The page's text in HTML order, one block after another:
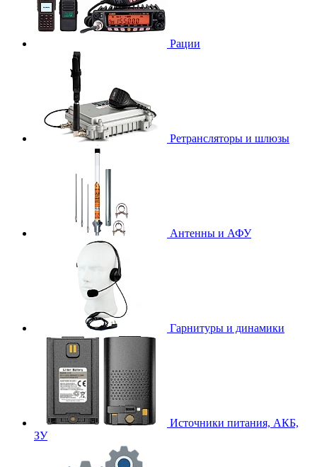
Рации
Ретрансляторы и шлюзы
Антенны и АФУ
Гарнитуры и динамики
Источники питания, АКБ,
ЗУ